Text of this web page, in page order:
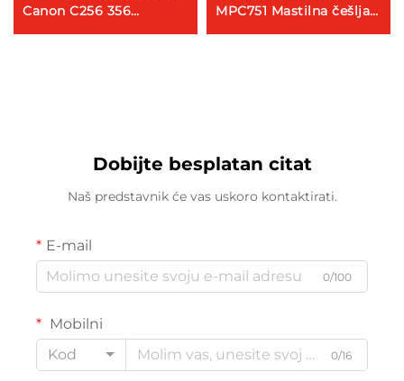
Canon C256 356
obnovljeni fotokopirni
MPC751 Mastilna češlja
za Ricoh MPC MPC 6502
Dobijte besplatan citat
Naš predstavnik će vas uskoro kontaktirati.
E-mail
0/100
Mobilni
Kod
0/16